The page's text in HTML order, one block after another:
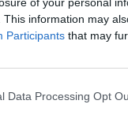
This information may
Participants that may
Data Processing Opt
Ti stimo